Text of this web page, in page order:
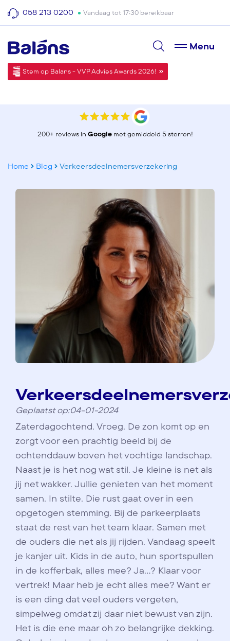
058 213 0200 Vandaag tot 17:30 bereikbaar
Menu
Stem op Balans - VVP Advies Awards 2026!
200+ reviews in Googlemet gemiddeld 5 sterren!
Home Blog Verkeersdeelnemersverzekering
Geplaatst op:04-01-2024
Zaterdagochtend. Vroeg. De zon komt op en
zorgt voor een prachtig beeld bij de
ochtenddauw boven het vochtige landschap.
Naast je is het nog wat stil. Je kleine is net als
jij net wakker. Jullie genieten van het moment
samen. In stilte. Die rust gaat over in een
opgetogen stemming. Bij de parkeerplaats
staat de rest van het team klaar. Samen met
de ouders die net als jij rijden. Vandaag speelt
je kanjer uit. Kids in de auto, hun sportspullen
in de kofferbak, alles mee? Ja...? Klaar voor
vertrek! Maar heb je echt alles mee? Want er
is een ding dat veel ouders vergeten,
simpelweg omdat zij daar niet bewust van zijn.
Het is die ene maar oh zo belangrijke dekking.